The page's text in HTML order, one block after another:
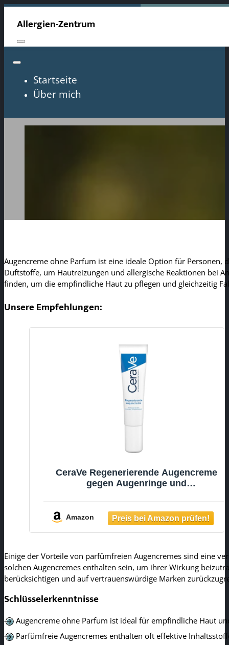
Allergien-Zentrum
Startseite
Über mich
Augencreme ohne Parfum ist eine ideale Option für Personen,
Duftstoffe, um Hautreizungen und allergische Reaktionen bei
finden, um die empfindliche Haut zu pflegen und gleichzeitig
Unsere Empfehlungen:
CeraVe Regenerierende Augencreme
gegen Augenringe und
Hyaluron und 3 essenziellen
Ceramiden, 14 ml
Amazon
Einige der Vorteile von parfümfreien Augencremes sind eine
solchen Augencremes enthalten sein, um ihrer Wirkung
berücksichtigen und auf vertrauenswürdige Marken
Schlüsselerkenntnisse
Augencreme ohne Parfum ist ideal für empfindliche Haut
Parfümfreie Augencremes enthalten oft effektive